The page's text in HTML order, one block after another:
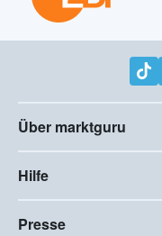
Über marktguru
Hilfe
Presse